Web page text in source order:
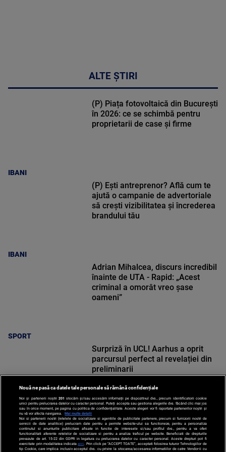
ALTE ȘTIRI
IBANI
(P) Piața fotovoltaică din București
în 2026: ce se schimbă pentru
proprietarii de case și firme
IBANI
(P) Ești antreprenor? Află cum te
ajută o campanie de advertoriale
să crești vizibilitatea și încrederea
brandului tău
SPORT
Adrian Mihalcea, discurs incredibil
înainte de UTA - Rapid: „Acest
criminal a omorât vreo șase
oameni”
SPORT
Surpriză în UCL! Aarhus a oprit
parcursul perfect al revelației din
preliminarii
Nouă ne pasă ca datele tale personale să rămână confidențiale
Noi și partenerii noștri 201 stocăm și/sau accesăm informații pe dispozitivul dvs., precum identificatorii cookie
unici pentru prelucrarea datelor cu caracter personal. Puteți accepta sau gestiona alegerile dvs. făcând clic mai jos
sau în orice moment, pe pagina cu politica de confidențialitate. Aceste alegeri vor fi raportate partenerilor noștri și
nu vă vor afecta navigarea.
Mai multe detalii
Noi si partenerii nostri (retelele de socializare si agentiile de publicitate partenere, precum si furnizorii nostri de
servicii de date analitice) prelucram date pentru a permite website-ului sa functioneze, pentru a personaliza
continutul si anunturile publicitare afisate in functie de interesele si/sau profilul dvs., pentru a va oferi
functionalitati aferente retelelor de socializare si pentru a analiza traficul pe website. Beneficiati de drepturile
prevazute de art. 15-22 din GDPR in legatura cu prelucrarea datelor cu caracter personal. Aceste drepturi pot fi
exercitate prin modalitatea indicataaici . Prin click pe “ACCEPT TOATE”, acceptati folosirea tuturor Tehnologiilor de
tip Cookie, care implica inclusiv acceptul dvs. cu privire la stocarea/accesarea informatiilor de catre Vendor-ii cu